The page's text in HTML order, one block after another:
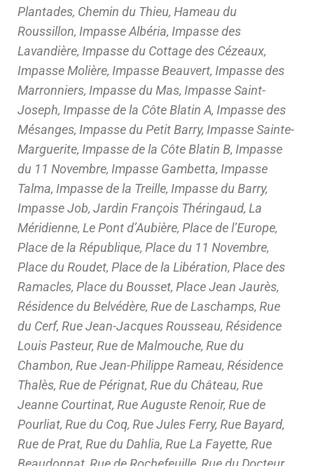
Plantades, Chemin du Thieu, Hameau du
Roussillon, Impasse Albéria, Impasse des
Lavandière, Impasse du Cottage des Cézeaux,
Impasse Molière, Impasse Beauvert, Impasse des
Marronniers, Impasse du Mas, Impasse Saint-
Joseph, Impasse de la Côte Blatin A, Impasse des
Mésanges, Impasse du Petit Barry, Impasse Sainte-
Marguerite, Impasse de la Côte Blatin B, Impasse
du 11 Novembre, Impasse Gambetta, Impasse
Talma, Impasse de la Treille, Impasse du Barry,
Impasse Job, Jardin François Théringaud, La
Méridienne, Le Pont d’Aubière, Place de l’Europe,
Place de la République, Place du 11 Novembre,
Place du Roudet, Place de la Libération, Place des
Ramacles, Place du Bousset, Place Jean Jaurès,
Résidence du Belvédère, Rue de Laschamps, Rue
du Cerf, Rue Jean-Jacques Rousseau, Résidence
Louis Pasteur, Rue de Malmouche, Rue du
Chambon, Rue Jean-Philippe Rameau, Résidence
Thalès, Rue de Pérignat, Rue du Château, Rue
Jeanne Courtinat, Rue Auguste Renoir, Rue de
Pourliat, Rue du Coq, Rue Jules Ferry, Rue Bayard,
Rue de Prat, Rue du Dahlia, Rue La Fayette, Rue